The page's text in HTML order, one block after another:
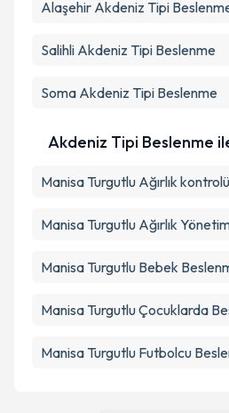
Alaşehir Akdeniz Tipi
Salihli Akdeniz Tipi Beslenme
Soma Akdeniz Tipi Beslenme
Akdeniz Tipi Beslenme
Manisa Turgutlu Ağırlık kontrolü
Manisa Turgutlu Ağırlık
Manisa Turgutlu Bebek
Manisa Turgutlu Çocuklarda
Manisa Turgutlu Futbolcu